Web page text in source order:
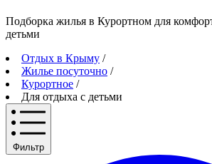
Подборка жилья в Курортном для
детьми
Отдых в Крыму /
Жилье посуточно /
Курортное /
Для отдыха с детьми
Фильтр